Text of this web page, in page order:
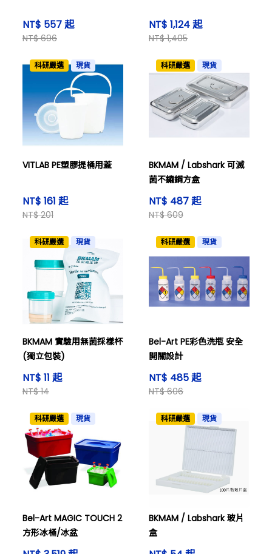
NT$ 557 起
NT$ 696
NT$ 1,124 起
NT$ 1,405
科研嚴選 現貨
VITLAB PE塑膠提桶用蓋
NT$ 161 起
NT$ 201
科研嚴選 現貨
BKMAM / Labshark 可滅
菌不鏽鋼方盒
NT$ 487 起
NT$ 609
科研嚴選 現貨
BKMAM 實驗用無菌採樣杯
(獨立包裝)
NT$ 11 起
NT$ 14
科研嚴選 現貨
Bel-Art PE彩色洗瓶 安全
開關設計
NT$ 485 起
NT$ 606
科研嚴選 現貨
Bel-Art MAGIC TOUCH 2
方形冰桶/冰盆
科研嚴選 現貨
BKMAM / Labshark 玻片
盒